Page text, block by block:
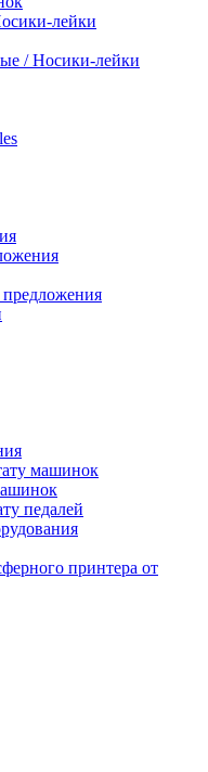
лейки
/ Носики-лейки
машинок
педалей
принтера от